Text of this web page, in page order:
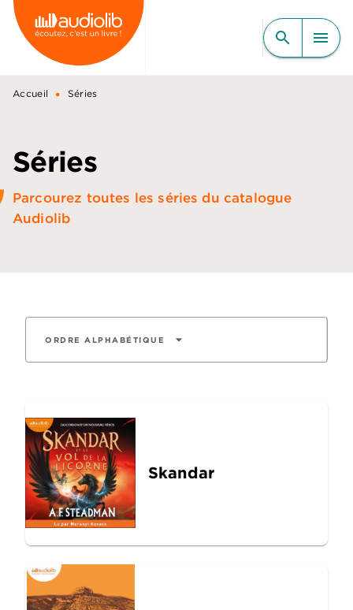
MENU RECHERCHE
CONTENU
PIED DE PAGE
search menu
Accueil • Séries
Séries
Parcourez toutes les séries du catalogue
Audiolib
ORDRE ALPHABÉTIQUE arrow_drop_down
Skandar